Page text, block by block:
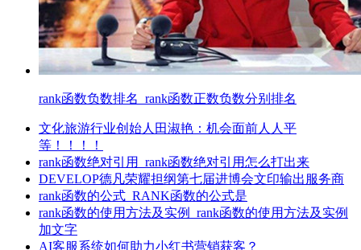
rank函数负数排名_rank函数正数负数分别排名
文化旅游行业创始人田淑艳：机会面前人人平
等！！！！
rank函数绝对引用_rank函数绝对引用怎么打出来
DEVELOP德凡荣耀担纲第七届进博会文印输出服务商
rank函数的公式_RANK函数的公式是
rank函数的使用方法及实例_rank函数的使用方法及实例
加文字
AI客服系统如何助力小红书营销获客？